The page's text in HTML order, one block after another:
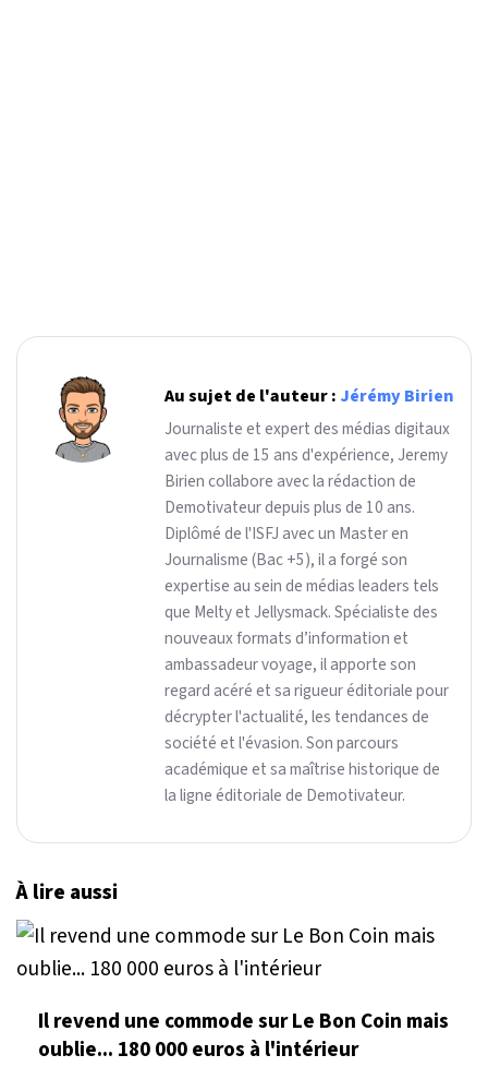
Au sujet de l'auteur : Jérémy Birien
Journaliste et expert des médias digitaux
avec plus de 15 ans d'expérience, Jeremy
Birien collabore avec la rédaction de
Demotivateur depuis plus de 10 ans.
Diplômé de l'ISFJ avec un Master en
Journalisme (Bac +5), il a forgé son
expertise au sein de médias leaders tels
que Melty et Jellysmack. Spécialiste des
nouveaux formats d’information et
ambassadeur voyage, il apporte son
regard acéré et sa rigueur éditoriale pour
décrypter l'actualité, les tendances de
société et l'évasion. Son parcours
académique et sa maîtrise historique de
la ligne éditoriale de Demotivateur.
À lire aussi
Il revend une commode sur Le Bon Coin mais
oublie... 180 000 euros à l'intérieur